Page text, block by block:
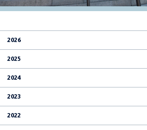
2026
2025
2024
2023
2022